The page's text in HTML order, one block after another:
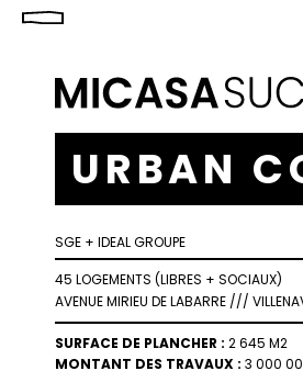
URBAN
SGE + IDEAL GROUPE
45 LOGEMENTS (LIBRES + SOCIAUX)
AVENUE MIRIEU DE LABARRE ///
SURFACE DE PLANCHER : 2 645 M2
MONTANT DES TRAVAUX : 3 000